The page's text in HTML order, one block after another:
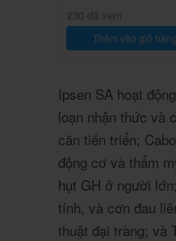
230 đã xem
Thêm vào giỏ hàng
Ipsen SA hoạt
loạn nhận thức và
căn tiến triển;
động cơ và thẩm
hụt GH ở người lớn;
tính, và cơn đau
thuật đại tràng; và